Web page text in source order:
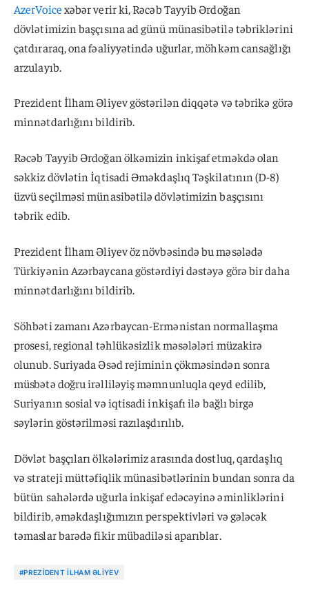
AzerVoicexəbər verir ki, Rəcəb Tayyib Ərdoğan
dövlətimizin başçısına ad günü münasibətilə təbriklərini
çatdıraraq, ona fəaliyyətində uğurlar, möhkəm cansağlığı
arzulayıb.
Prezident İlham Əliyev göstərilən diqqətə və təbrikə görə
minnətdarlığını bildirib.
Rəcəb Tayyib Ərdoğan ölkəmizin inkişaf etməkdə olan
səkkiz dövlətin İqtisadi Əməkdaşlıq Təşkilatının (D-8)
üzvü seçilməsi münasibətilə dövlətimizin başçısını
təbrik edib.
Prezident İlham Əliyev öz növbəsində bu məsələdə
Türkiyənin Azərbaycana göstərdiyi dəstəyə görə bir daha
minnətdarlığını bildirib.
Söhbəti zamanı Azərbaycan-Ermənistan normallaşma
prosesi, regional təhlükəsizlik məsələləri müzakirə
olunub. Suriyada Əsəd rejiminin çökməsindən sonra
müsbətə doğru irəlliləyiş məmnunluqla qeyd edilib,
Suriyanın sosial və iqtisadi inkişafı ilə bağlı birgə
səylərin göstərilməsi razılaşdırılıb.
Dövlət başçıları ölkələrimiz arasında dostluq, qardaşlıq
və strateji müttəfiqlik münasibətlərinin bundan sonra da
bütün sahələrdə uğurla inkişaf edəcəyinə əminliklərini
bildirib, əməkdaşlığımızın perspektivləri və gələcək
təmaslar barədə fikir mübadiləsi aparıblar.
#PREZIDENT İLHAM ƏLIYEV